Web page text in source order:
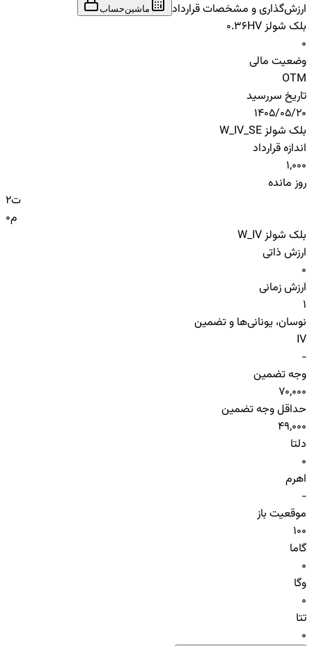
ارزش‌گذاری و مشخصات قرارداد
ماشین‌حساب
بلک شولز HV
0.36
0
وضعیت مالی
OTM
تاریخ سررسید
1405/05/20
بلک شولز W_IV_SE
اندازه قرارداد
1,000
روز مانده
2ت
0م
بلک شولز W_IV
ارزش ذاتی
0
ارزش زمانی
1
نوسان، یونانی‌ها و تضمین
IV
-
وجه تضمین
70,000
حداقل وجه تضمین
49,000
دلتا
0
اهرم
-
موقعیت باز
100
گاما
0
وگا
0
تتا
0